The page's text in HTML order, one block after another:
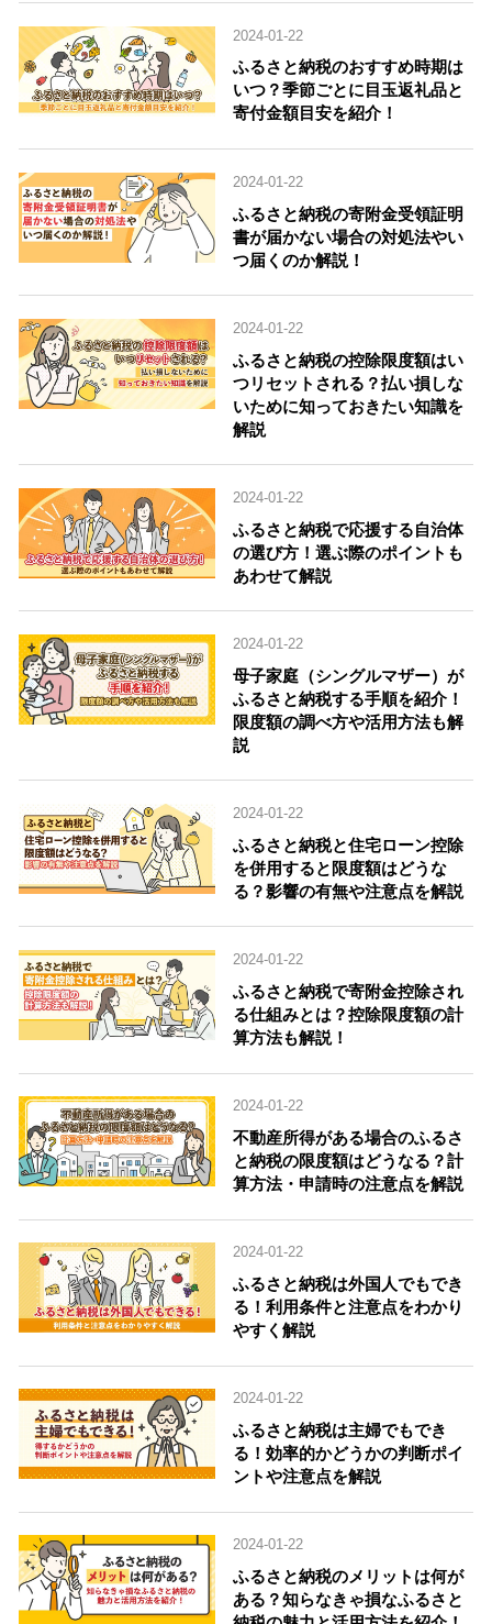
2024-01-22
ふるさと納税のおすすめ時期は
いつ？季節ごとに目玉返礼品と
寄付金額目安を紹介！
2024-01-22
ふるさと納税の寄附金受領証明
書が届かない場合の対処法やい
つ届くのか解説！
2024-01-22
ふるさと納税の控除限度額はい
つリセットされる？払い損しな
いために知っておきたい知識を
解説
2024-01-22
ふるさと納税で応援する自治体
の選び方！選ぶ際のポイントも
あわせて解説
2024-01-22
母子家庭（シングルマザー）が
ふるさと納税する手順を紹介！
限度額の調べ方や活用方法も解
説
2024-01-22
ふるさと納税と住宅ローン控除
を併用すると限度額はどうな
る？影響の有無や注意点を解説
2024-01-22
ふるさと納税で寄附金控除され
る仕組みとは？控除限度額の計
算方法も解説！
2024-01-22
不動産所得がある場合のふるさ
と納税の限度額はどうなる？計
算方法・申請時の注意点を解説
2024-01-22
ふるさと納税は外国人でもでき
る！利用条件と注意点をわかり
やすく解説
2024-01-22
ふるさと納税は主婦でもでき
る！効率的かどうかの判断ポイ
ントや注意点を解説
2024-01-22
ふるさと納税のメリットは何が
ある？知らなきゃ損なふるさと